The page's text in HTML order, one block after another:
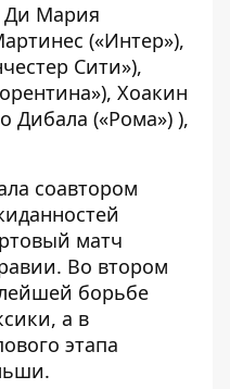
Ди Мария
(«Интер»),
Сити»),
Хоакин
Дибала («Рома») ),
соавтором
матч
Во втором
борьбе
а в
этапа